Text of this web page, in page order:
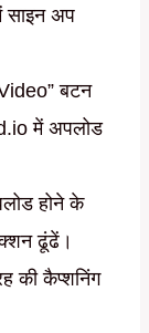
साइन अप
बटन
में अपलोड
होने के
ढूंढें।
की कैप्शनिंग